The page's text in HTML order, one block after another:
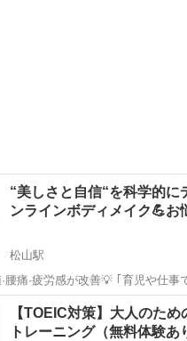
“美しさと自信“を科学的
ンラインボディメイク💪
松山駅
改善💡 ｢育児や仕事で忙しくてジムに通
英語 腰痛
【TOEIC対策】大人のた
トレーニング（無料体験